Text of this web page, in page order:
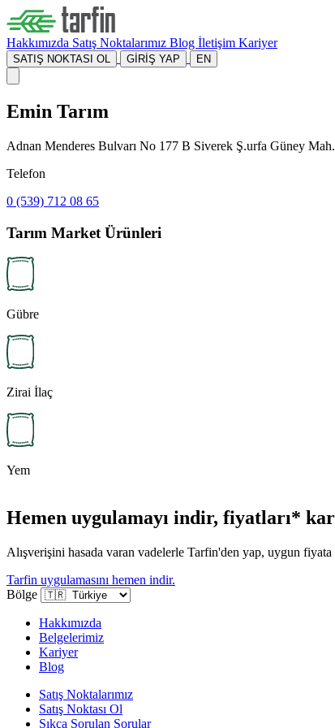
Hakkımızda Satış Noktalarımız Blog İletişim Kariyer
SATIŞ NOKTASI OL GİRİŞ YAP EN
Emin Tarım
Adnan Menderes Bulvarı No 177 B Siverek Ş.urfa Güney
Telefon
0 (539) 712 08 65
Tarım Market Ürünleri
Gübre
Zirai İlaç
Yem
Hemen uygulamayı indir, fiyatları*
Alışverişini hasada varan vadelerle Tarfin'den yap, uygun
Tarfin uygulamasını hemen indir.
Bölge
Hakkımızda
Belgelerimiz
Kariyer
Blog
Satış Noktalarımız
Satış Noktası Ol
Sıkça Sorulan Sorular